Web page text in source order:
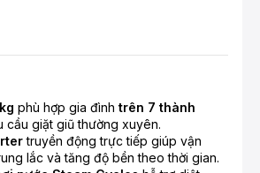
phù hợp gia đình trên 7 thành
cầu giặt giũ thường xuyên.
truyền động trực tiếp giúp vận
lắc và tăng độ bền theo thời gian.